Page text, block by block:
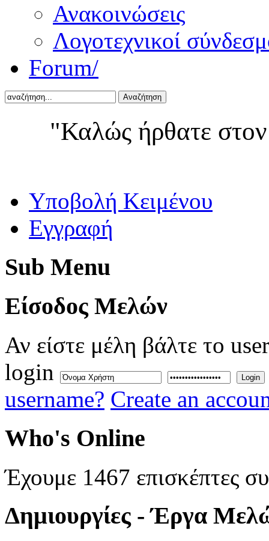
Ανακοινώσεις
Λογοτεχνικοί
Forum/
Αναζήτηση
"Καλώς ήρθατε
Yποβολή Κειμένου
Εγγραφή
Sub Menu
Eίσοδος Μελών
Αν είστε μέλη βάλτε το
login
Login
username? Create an
Who's Online
Έχουμε 1467 επισκέπτες
Δημιουργίες - Έργα